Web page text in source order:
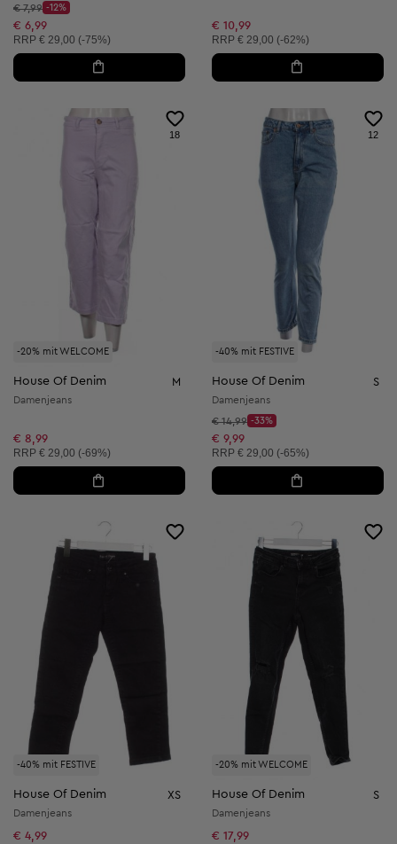
Startpreis:
€ 7,99
Discount Price:
-12%
Reduzierter Preis:
€ 6,99
Unverbindliche Preisempfehlung:
RRP € 29,00 (-75%)
€ 10,99
Unverbindliche Preisempfehlung:
RRP € 29,00 (-62%)
-20% mit WELCOME
18
House Of Denim M
Damenjeans
€ 8,99
Unverbindliche Preisempfehlung:
RRP € 29,00 (-69%)
-40% mit FESTIVE
12
House Of Denim S
Damenjeans
Startpreis:
€ 14,99
Discount Price:
-33%
Reduzierter Preis:
€ 9,99
Unverbindliche Preisempfehlung:
RRP € 29,00 (-65%)
-40% mit FESTIVE
House Of Denim XS
Damenjeans
€ 4,99
-20% mit WELCOME
House Of Denim S
Damenjeans
€ 17,99